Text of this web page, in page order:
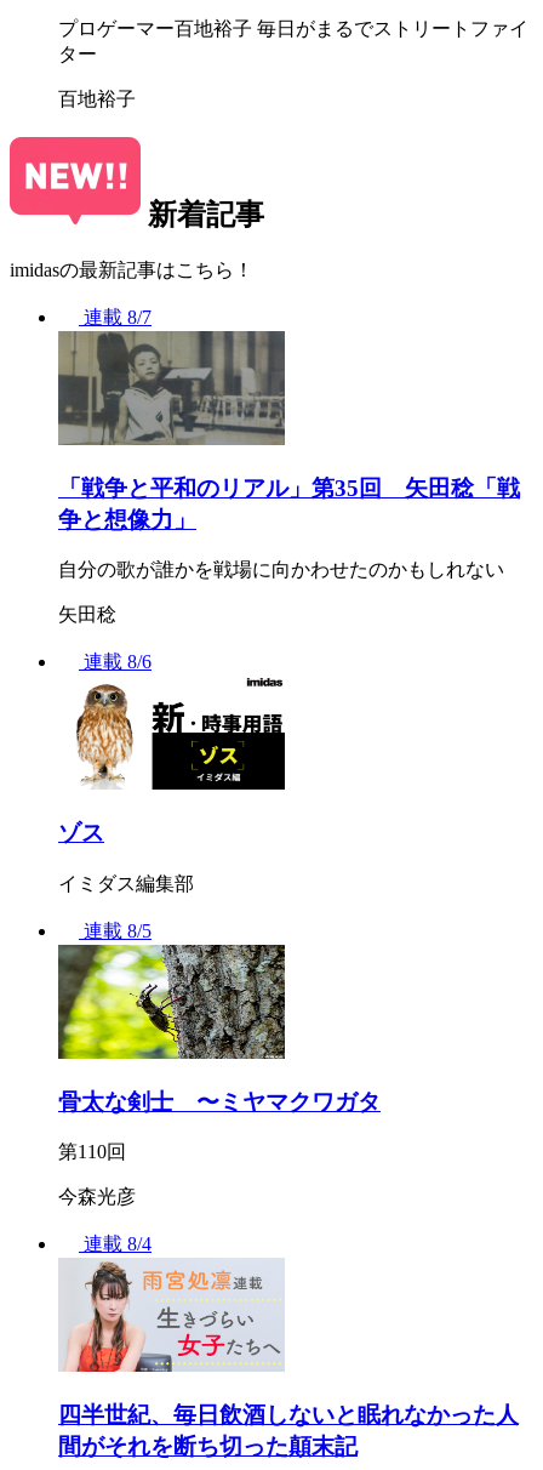
プロゲーマー百地裕子 毎日がまるでストリートファイ
ター
百地裕子
新着記事
imidasの最新記事はこちら！
連載 8/7
「戦争と平和のリアル」第35回 矢田稔「戦
争と想像力」
自分の歌が誰かを戦場に向かわせたのかもしれない
矢田稔
連載 8/6
ゾス
イミダス編集部
連載 8/5
骨太な剣士 〜ミヤマクワガタ
第110回
今森光彦
連載 8/4
四半世紀、毎日飲酒しないと眠れなかった人
間がそれを断ち切った顛末記